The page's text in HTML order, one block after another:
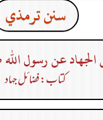
سنن ترمذي
عن رسول الله
کتاب: فضائل جہاد